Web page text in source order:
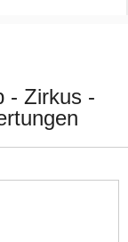
- Zirkus -